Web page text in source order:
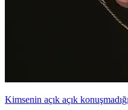
Kimsenin açık açık